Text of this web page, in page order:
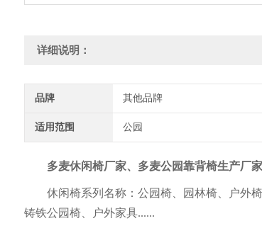
详细说明：
品牌 其他品牌
适用范围 公园
多麦休闲椅厂家、多麦公园靠背椅生产厂家
休闲椅系列名称：公园椅、园林椅、户外
铸铁公园椅、户外家具......